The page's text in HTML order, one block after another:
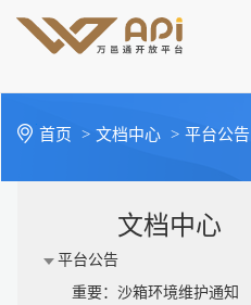
首页 > 文档中心 > 平台公告
文档中心
平台公告
重要：沙箱环境维护通知